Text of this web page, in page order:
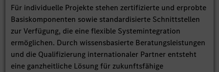
Für individuelle Projekte stehen zertifizierte und erprobte
Basiskomponenten sowie standardisierte Schnittstellen
zur Verfügung, die eine flexible Systemintegration
ermöglichen. Durch wissensbasierte Beratungsleistungen
und die Qualifizierung internationaler Partner entsteht
eine ganzheitliche Lösung für zukunftsfähige